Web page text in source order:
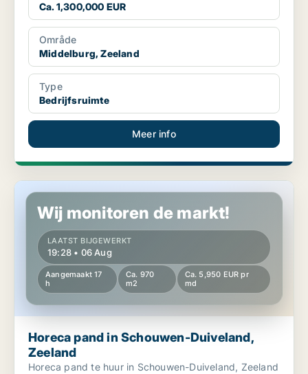
Ca. 1,300,000 EUR
Område
Middelburg, Zeeland
Type
Bedrijfsruimte
Meer info
Horeca pand in Schouwen-Duiveland, Zeeland
Wij monitoren de markt!
LAATST BIJGEWERKT
19:28 • 06 Aug
Aangemaakt 17
h
Ca. 970
m2
Ca. 5,950 EUR pr
md
Horeca pand in Schouwen-Duiveland,
Zeeland
Horeca pand te huur in Schouwen-Duiveland, Zeeland